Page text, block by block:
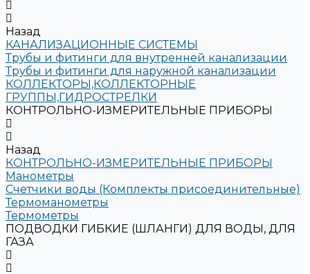
Назад
КАНАЛИЗАЦИОННЫЕ СИСТЕМЫ
Трубы и фитинги для внутренней канализации
Трубы и фитинги для наружной канализации
КОЛЛЕКТОРЫ,КОЛЛЕКТОРНЫЕ
ГРУППЫ,ГИДРОСТРЕЛКИ
КОНТРОЛЬНО-ИЗМЕРИТЕЛЬНЫЕ ПРИБОРЫ
Назад
КОНТРОЛЬНО-ИЗМЕРИТЕЛЬНЫЕ ПРИБОРЫ
Манометры
Счетчики воды (Комплекты присоединительные)
Термоманометры
Термометры
ПОДВОДКИ ГИБКИЕ (ШЛАНГИ) ДЛЯ ВОДЫ, ДЛЯ
ГАЗА